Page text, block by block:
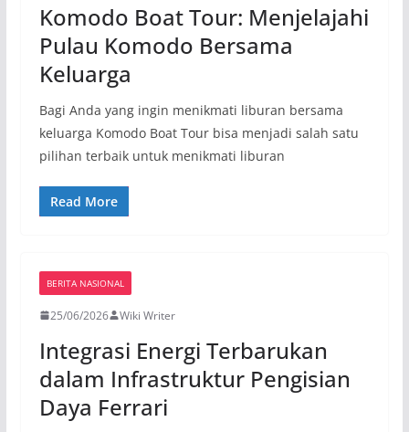
Komodo Boat Tour: Menjelajahi
Pulau Komodo Bersama
Keluarga
Bagi Anda yang ingin menikmati liburan bersama
keluarga Komodo Boat Tour bisa menjadi salah satu
pilihan terbaik untuk menikmati liburan
Read More
BERITA NASIONAL
25/06/2026 Wiki Writer
Integrasi Energi Terbarukan
dalam Infrastruktur Pengisian
Daya Ferrari